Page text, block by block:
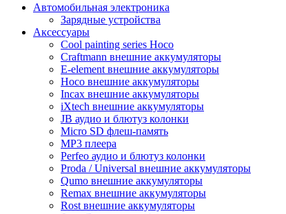
Автомобильная электроника
Зарядные устройства
Аксессуары
Cool painting series Hoco
Craftmann внешние аккумуляторы
E-element внешние аккумуляторы
Hoco внешние аккумуляторы
Incax внешние аккумуляторы
iXtech внешние аккумуляторы
JB аудио и блютуз колонки
Micro SD флеш-память
MP3 плеера
Perfeo аудио и блютуз колонки
Proda / Universal внешние аккумуляторы
Qumo внешние аккумуляторы
Remax внешние аккумуляторы
Rost внешние аккумуляторы